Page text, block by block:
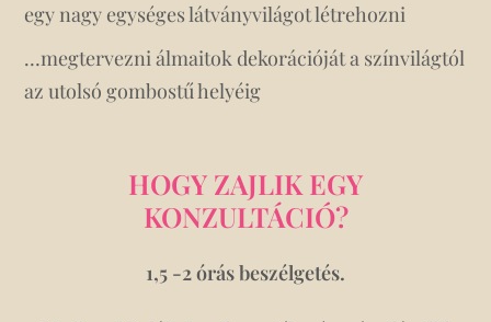
egy nagy egységes látványvilágot létrehozni
…megtervezni álmaitok dekorációját a színvilágtól
az utolsó gombostű helyéig
HOGY ZAJLIK EGY
KONZULTÁCIÓ?
1,5 -2 órás beszélgetés.